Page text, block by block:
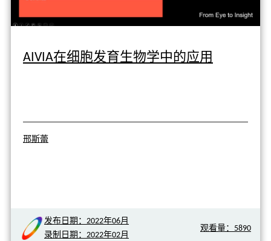
AIVIA在细胞发育生物学中的应用
邢斯蕾
发布日期：2022年06月
录制日期：2022年02月
观看量：5890